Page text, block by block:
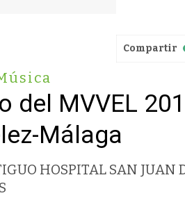
Compartir
del MVVEL
Málaga
HOSPITAL SAN JUAN